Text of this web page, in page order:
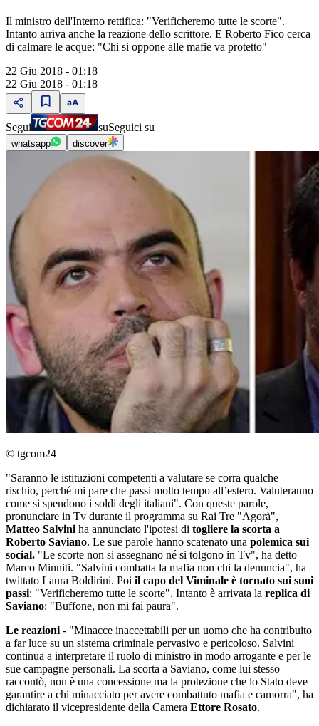
Il ministro dell'Interno rettifica: "Verificheremo tutte le scorte".
Intanto arriva anche la reazione dello scrittore. E Roberto Fico cerca
di calmare le acque: "Chi si oppone alle mafie va protetto"
22 Giu 2018 - 01:18
22 Giu 2018 - 01:18
Segui suSeguici su
whatsapp discover
© tgcom24
"Saranno le istituzioni competenti a valutare se corra qualche
rischio, perché mi pare che passi molto tempo all’estero. Valuteranno
come si spendono i soldi degli italiani". Con queste parole,
pronunciare in Tv durante il programma su Rai Tre "Agorà",
Matteo Salvini ha annunciato l'ipotesi di togliere la scorta a
Roberto Saviano. Le sue parole hanno scatenato una polemica sui
social. "Le scorte non si assegnano né si tolgono in Tv", ha detto
Marco Minniti. "Salvini combatta la mafia non chi la denuncia", ha
twittato Laura Boldirini. Poi il capo del Viminale è tornato sui suoi
passi: "Verificheremo tutte le scorte". Intanto è arrivata la replica di
Saviano: "Buffone, non mi fai paura".
Le reazioni - "Minacce inaccettabili per un uomo che ha contribuito
a far luce su un sistema criminale pervasivo e pericoloso. Salvini
continua a interpretare il ruolo di ministro in modo arrogante e per le
sue campagne personali. La scorta a Saviano, come lui stesso
raccontò, non è una concessione ma la protezione che lo Stato deve
garantire a chi minacciato per avere combattuto mafia e camorra", ha
dichiarato il vicepresidente della Camera Ettore Rosato.